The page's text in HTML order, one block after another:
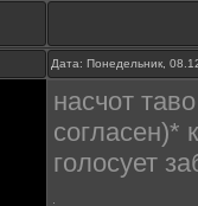
Дата: Понедельник,
насчот
согласен)*
голосует